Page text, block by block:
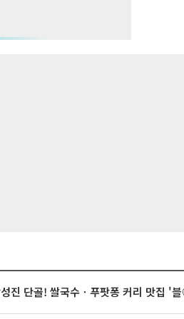
진 단골! 쌀국수ㆍ푸팟퐁 커리 맛